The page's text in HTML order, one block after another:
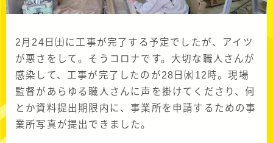
2月24日㈯に工事が完了する予定でしたが、アイツ
が悪さをして。そうコロナです。大切な職人さんが
感染して、工事が完了したのが28日㈬12時。現場
監督があらゆる職人さんに声を掛けてくださり、何
とか資料提出期限内に、事業所を申請するための事
業所写真が提出できました。